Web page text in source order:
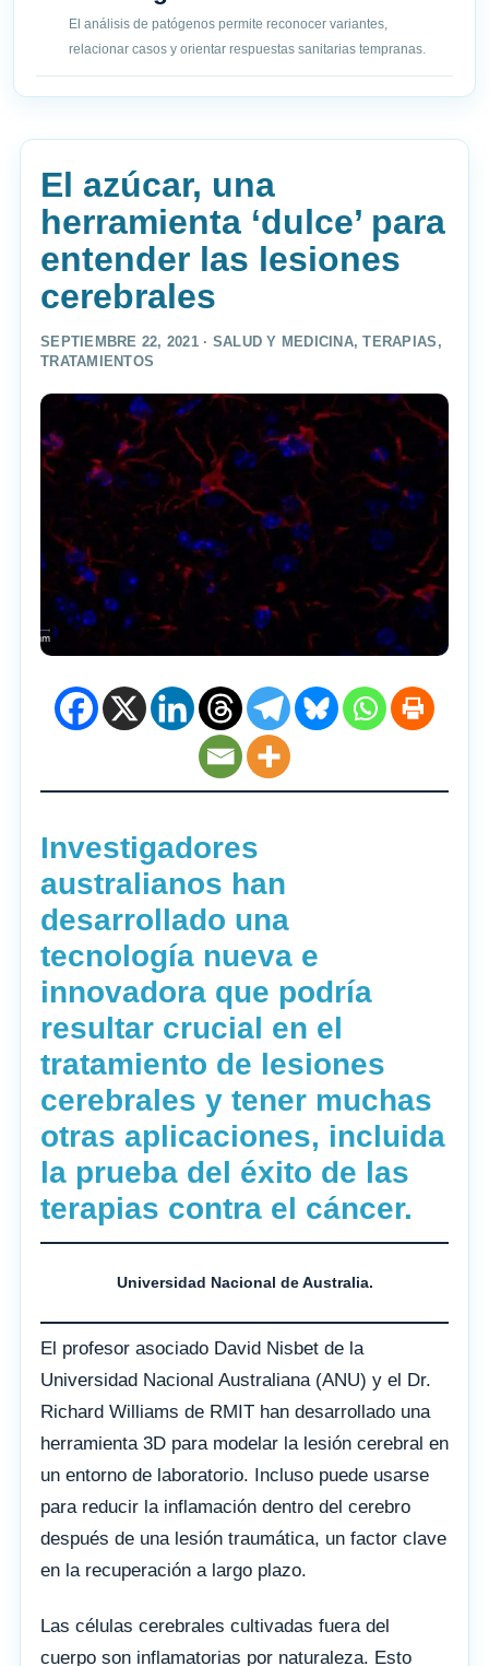
El análisis de patógenos permite reconocer variantes,
relacionar casos y orientar respuestas sanitarias tempranas.
El azúcar, una
herramienta ‘dulce’ para
entender las lesiones
cerebrales
SEPTIEMBRE 22, 2021 · SALUD Y MEDICINA,TERAPIAS ,
TRATAMIENTOS
Investigadores
australianos han
desarrollado una
tecnología nueva e
innovadora que podría
resultar crucial en el
tratamiento de lesiones
cerebrales y tener muchas
otras aplicaciones, incluida
la prueba del éxito de las
terapias contra el cáncer.
Universidad Nacional de Australia.
El profesor asociado David Nisbet de la
Universidad Nacional Australiana (ANU) y el Dr.
Richard Williams de RMIT han desarrollado una
herramienta 3D para modelar la lesión cerebral en
un entorno de laboratorio. Incluso puede usarse
para reducir la inflamación dentro del cerebro
después de una lesión traumática, un factor clave
en la recuperación a largo plazo.
Las células cerebrales cultivadas fuera del
cuerpo son inflamatorias por naturaleza. Esto